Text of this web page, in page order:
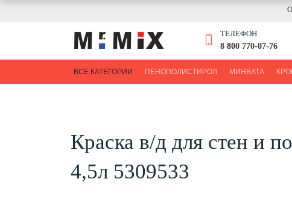
ТЕЛЕФОН
8 800 770-07-76
ВСЕ КАТЕГОРИИ ПЕНОПОЛИСТИРОЛ МИНВАТА
Краска в/д для стен и
4,5л 5309533